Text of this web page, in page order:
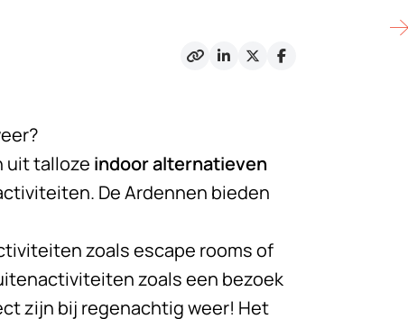
uit talloze indoor alternatieven
De Ardennen bieden
zoals escape rooms of
zoals een bezoek
zijn bij regenachtig weer! Het